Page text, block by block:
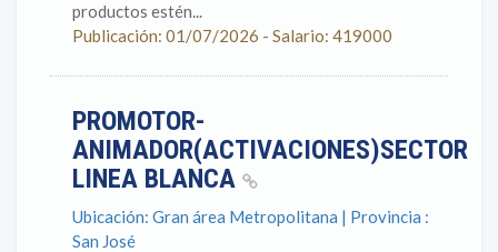
productos estén...
Publicación: 01/07/2026 - Salario: 419000
PROMOTOR-
ANIMADOR(ACTIVACIONES)SECTOR
LINEA BLANCA
Ubicación: Gran área Metropolitana | Provincia :
San José